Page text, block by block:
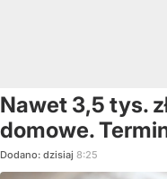
Nawet 3,5 tys.
domowe.
Dodano: dzisiaj 8:25